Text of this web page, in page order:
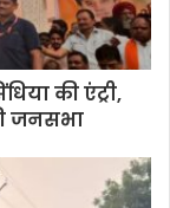
की एंट्री,
जनसभा